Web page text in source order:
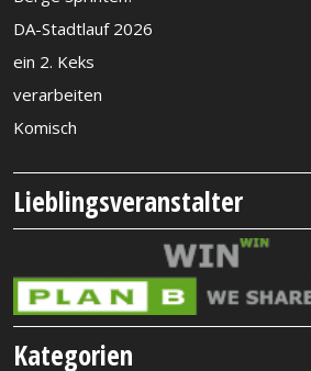
DA-Stadtlauf 2026
ein 2. Keks
verarbeiten
Komisch
Lieblingsveranstalter
Kategorien